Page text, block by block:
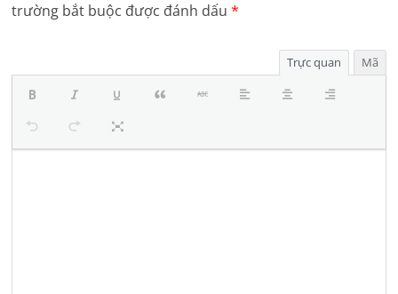
trường bắt buộc được đánh dấu*
Trực quan Mã